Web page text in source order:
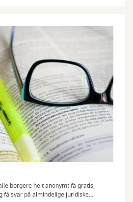
borgere helt anonymt få gratis,
få svar på almindelige juridiske